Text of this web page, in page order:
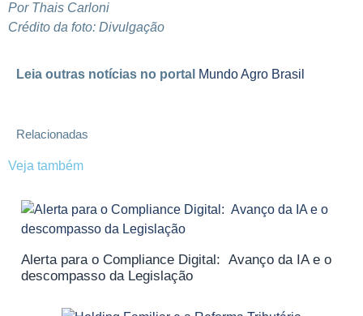
Por Thais Carloni
Crédito da foto: Divulgação
Leia outras notícias no portal Mundo Agro Brasil
Relacionadas
Veja também
Alerta para o Compliance Digital: Avanço da IA e o
descompasso da Legislação